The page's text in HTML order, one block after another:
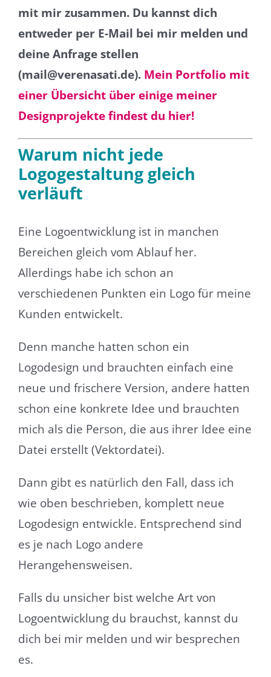
mit mir zusammen. Du kannst dich
entweder per E-Mail bei mir melden und
deine Anfrage stellen
(mail@verenasati.de). Mein Portfolio mit
einer Übersicht über einige meiner
Designprojekte findest du hier!
Warum nicht jede
Logogestaltung gleich
verläuft
Eine Logoentwicklung ist in manchen
Bereichen gleich vom Ablauf her.
Allerdings habe ich schon an
verschiedenen Punkten ein Logo für meine
Kunden entwickelt.
Denn manche hatten schon ein
Logodesign und brauchten einfach eine
neue und frischere Version, andere hatten
schon eine konkrete Idee und brauchten
mich als die Person, die aus ihrer Idee eine
Datei erstellt (Vektordatei).
Dann gibt es natürlich den Fall, dass ich
wie oben beschrieben, komplett neue
Logodesign entwickle. Entsprechend sind
es je nach Logo andere
Herangehensweisen.
Falls du unsicher bist welche Art von
Logoentwicklung du brauchst, kannst du
dich bei mir melden und wir besprechen
es.